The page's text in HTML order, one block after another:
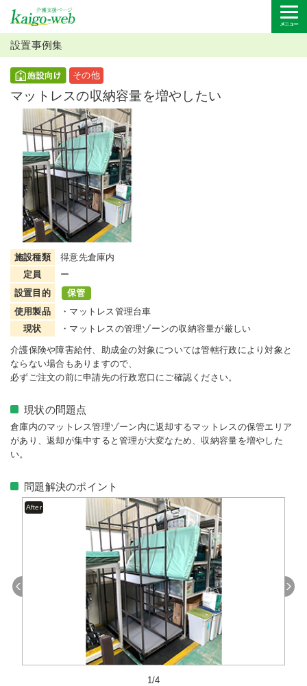
設置事例集
その他
マットレスの収納容量を増やしたい
施設種類
得意先倉庫内
定員
ー
設置目的
保管
使用製品
・マットレス管理台車
現状
・マットレスの管理ゾーンの収納容量が厳しい
介護保険や障害給付、助成金の対象については管轄行政により対象と
ならない場合もありますので、
必ずご注文の前に申請先の行政窓口にご確認ください。
現状の問題点
倉庫内のマットレス管理ゾーン内に返却するマットレスの保管エリア
があり、返却が集中すると管理が大変なため、収納容量を増やした
い。
問題解決のポイント
After
1/4